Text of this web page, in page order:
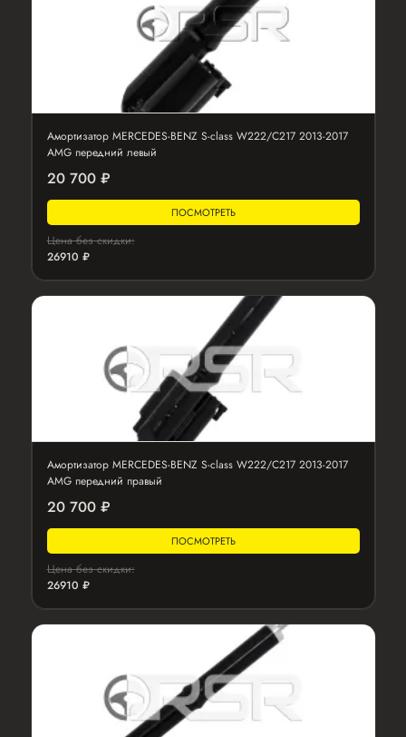
Амортизатор MERCEDES-BENZ S-class W222/C217 2013-2017
AMG передний левый
20 700 ₽
ПОСМОТРЕТЬ
Цена без скидки:
26910 ₽
Амортизатор MERCEDES-BENZ S-class W222/C217 2013-2017
AMG передний правый
20 700 ₽
ПОСМОТРЕТЬ
Цена без скидки:
26910 ₽